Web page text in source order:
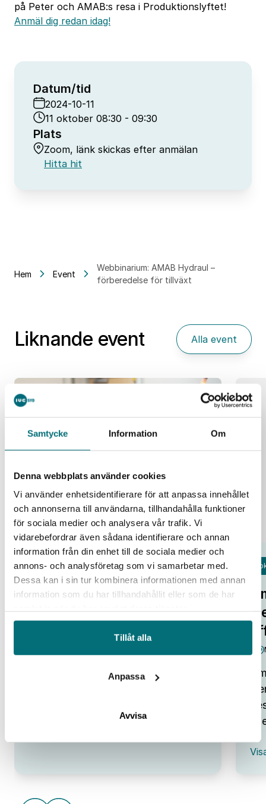
Samtycke Information Om
Denna webbplats använder cookies
Vi använder enhetsidentifierare för att anpassa innehållet
och annonserna till användarna, tillhandahålla funktioner
för sociala medier och analysera vår trafik. Vi
vidarebefordrar även sådana identifierare och annan
information från din enhet till de sociala medier och
annons- och analysföretag som vi samarbetar med.
Dessa kan i sin tur kombinera informationen med annan
information som du har tillhandahållit eller som de har
Tillåt alla
Anpassa
Avvisa
på Peter och AMAB:s resa i Produktionslyftet!
Anmäl dig redan idag!
Datum/tid
2024-10-11
11 oktober 08:30 - 09:30
Plats
Zoom, länk skickas efter anmälan
Hitta hit
Hem Event
Webbinarium: AMAB Hydraul –
förberedelse för tillväxt
Liknande event Alla event
25
Open Lab Day hos IUC Syd
IUC Syd/Malmö
Alla pratar om potentialen i ny
teknik. Smarta system, automation,
IUC
: